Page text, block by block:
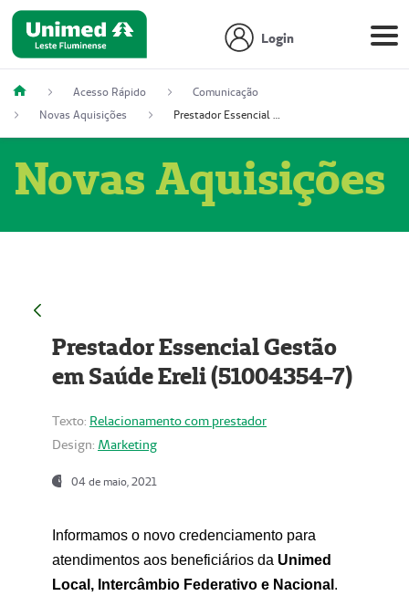
Login
Acesso Rápido
Comunicação
Novas Aquisições
Prestador Essencial Gestão em Saúde Ereli (51004354-7)
Novas Aquisições
Prestador Essencial Gestão
em Saúde Ereli (51004354-7)
Texto: Relacionamento com prestador
Design: Marketing
04 de maio, 2021
Informamos o novo credenciamento para
atendimentos aos beneficiários da Unimed
Local, Intercâmbio Federativo e Nacional .